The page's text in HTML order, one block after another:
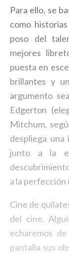
Para ello, se
como
poso del
mejores
puesta en
brillantes y
argumento
Edgerton
Mitchum,
despliega una
junto a la
a la perfección
Cine de
del cine.
echaremos
pantalla sus